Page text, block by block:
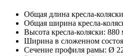
Общая длина кресла-
Общая ширина кресла-
Высота кресла-коляски: 880
Ширина в сложенном
Сечение профиля рамы: Ø